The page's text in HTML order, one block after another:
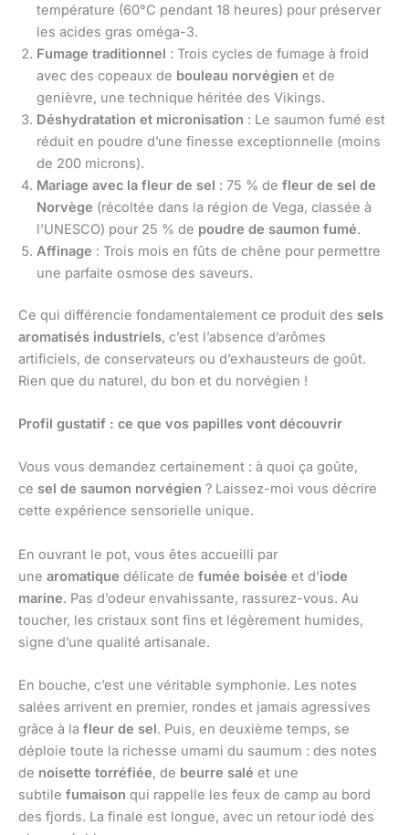
température (60°C pendant 18 heures) pour préserver
les acides gras oméga-3.
Fumage traditionnel : Trois cycles de fumage à froid
avec des copeaux de bouleau norvégien et de
genièvre, une technique héritée des Vikings.
Déshydratation et micronisation : Le saumon fumé est
réduit en poudre d’une finesse exceptionnelle (moins
de 200 microns).
Mariage avec la fleur de sel : 75 % de fleur de sel de
Norvège (récoltée dans la région de Vega, classée à
l’UNESCO) pour 25 % de poudre de saumon fumé.
Affinage : Trois mois en fûts de chêne pour permettre
une parfaite osmose des saveurs.
Ce qui différencie fondamentalement ce produit des sels
aromatisés industriels, c’est l’absence d’arômes
artificiels, de conservateurs ou d’exhausteurs de goût.
Rien que du naturel, du bon et du norvégien !
Profil gustatif : ce que vos papilles vont découvrir
Vous vous demandez certainement : à quoi ça goûte,
ce sel de saumon norvégien ? Laissez-moi vous décrire
cette expérience sensorielle unique.
En ouvrant le pot, vous êtes accueilli par
une aromatique délicate de fumée boisée et d’iode
marine. Pas d’odeur envahissante, rassurez-vous. Au
toucher, les cristaux sont fins et légèrement humides,
signe d’une qualité artisanale.
En bouche, c’est une véritable symphonie. Les notes
salées arrivent en premier, rondes et jamais agressives
grâce à la fleur de sel. Puis, en deuxième temps, se
déploie toute la richesse umami du saumum : des notes
de noisette torréfiée, de beurre salé et une
subtile fumaison qui rappelle les feux de camp au bord
des fjords. La finale est longue, avec un retour iodé des